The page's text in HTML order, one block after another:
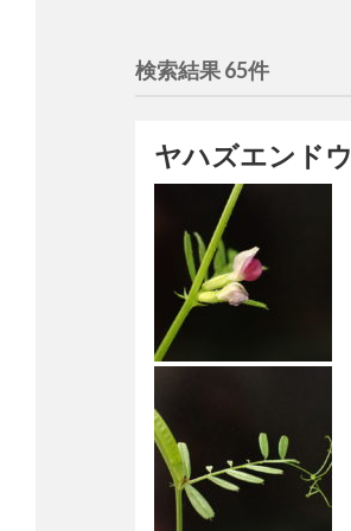
検索結果 65件
ヤハズエンドウ